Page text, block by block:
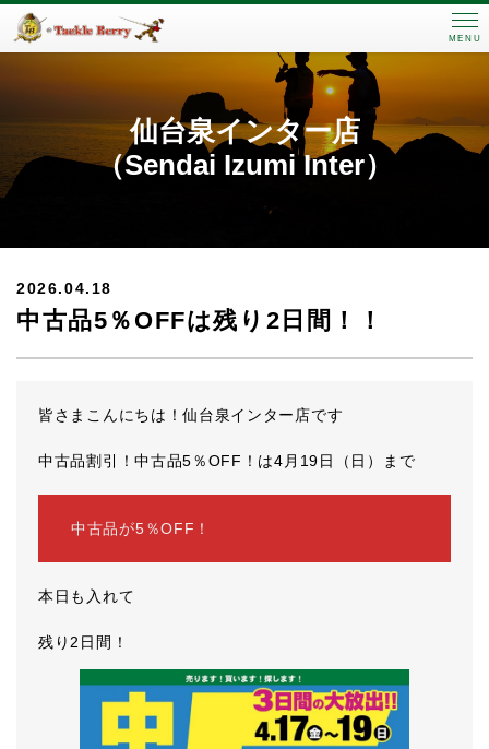
MENU
仙台泉インター店
（Sendai Izumi Inter）
2026.04.18
中古品5％OFFは残り2日間！！
皆さまこんにちは！仙台泉インター店です
中古品割引！中古品5％OFF！は4月19日（日）まで
中古品が5％OFF！
本日も入れて
残り2日間！